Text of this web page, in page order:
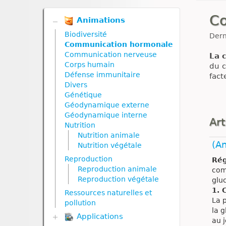
La
du
1.
La
la
au
Animations
Biodiversité
Communication hormonale
Communication nerveuse
Corps humain
Défense immunitaire
Divers
Génétique
Géodynamique externe
Géodynamique interne
Nutrition
Nutrition animale
Nutrition végétale
Reproduction
Reproduction animale
Reproduction végétale
Ressources naturelles et
pollution
Applications